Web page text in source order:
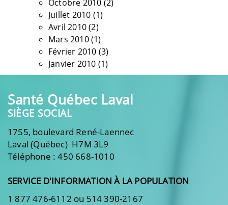
Octobre 2010 (2)
Juillet 2010 (1)
Avril 2010(2)
Mars 2010(1)
Février 2010 (3)
Janvier 2010 (1)
Santé Québec Laval
SIÈGE SOCIAL
1755, boulevard René-Laennec
Laval (Québec) H7M 3L9
Téléphone : 450 668-1010
SERVICE D'INFORMATION À LA POPULATION
1 877 476-6112 ou 514 390-2167